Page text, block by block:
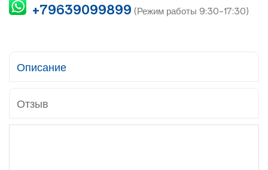
+79639099899 (Режим работы 9:30-17:30)
Описание
Отзыв